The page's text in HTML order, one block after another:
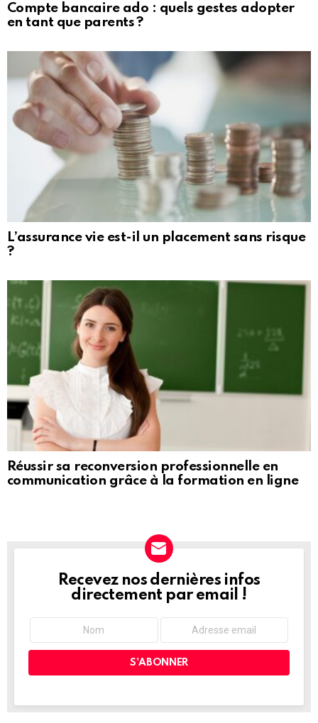
Compte bancaire ado : quels gestes adopter
en tant que parents ?
L’assurance vie est-il un placement sans risque
?
Réussir sa reconversion professionnelle en
communication grâce à la formation en ligne
NEWSLETTER
Recevez nos dernières infos
directement par email !